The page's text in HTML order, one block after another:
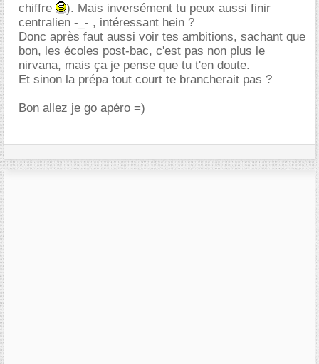
chiffre
). Mais inversément tu peux aussi finir
centralien -_- , intéressant hein ?
Donc après faut aussi voir tes ambitions, sachant que
bon, les écoles post-bac, c'est pas non plus le
nirvana, mais ça je pense que tu t'en doute.
Et sinon la prépa tout court te brancherait pas ?
Bon allez je go apéro =)